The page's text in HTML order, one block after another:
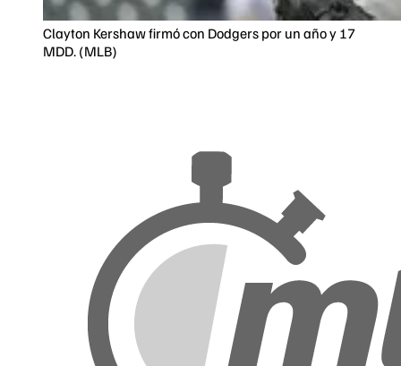
Clayton Kershaw firmó con Dodgers por un año y 17
MDD. (MLB)